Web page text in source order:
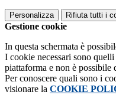
Personalizza Rifiuta tutti i
Gestione cookie
In questa schermata è
I cookie necessari sono
piattaforma e non è possibile
Per conoscere quali sono i
visionare la COOKIE